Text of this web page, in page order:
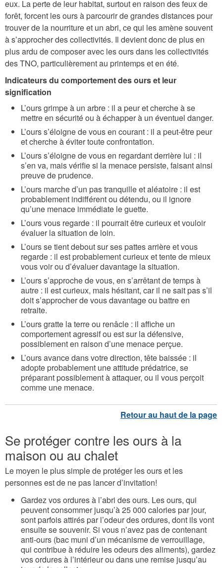
eux. La perte de leur habitat, surtout en raison des feux de
forêt, forcent les ours à parcourir de grandes distances pour
trouver de la nourriture et un abri, ce qui les amène souvent
à s’approcher des collectivités. Il devient donc de plus en
plus ardu de composer avec les ours dans les collectivités
des TNO, particulièrement au printemps et en été.
Indicateurs du comportement des ours et leur
signification
L’ours grimpe à un arbre : il a peur et cherche à se
mettre en sécurité ou à échapper à un éventuel danger.
L’ours s’éloigne de vous en courant : il a peut-être peur
et cherche à éviter toute confrontation.
L’ours s’éloigne de vous en regardant derrière lui : il
s’en va, mais vérifie si la menace persiste, faisant ainsi
preuve de prudence.
L’ours marche d’un pas tranquille et aléatoire : il est
probablement indifférent ou détendu, ou il ignore
qu’une menace immédiate le guette.
L’ours vous regarde : il pourrait être curieux et vouloir
évaluer la situation de loin.
L’ours se tient debout sur ses pattes arrière et vous
regarde : il est probablement curieux et tente de mieux
vous voir ou d’évaluer davantage la situation.
L’ours s’approche de vous, en s’arrêtant de temps à
autre : il est curieux, mais hésitant, car il ne sait pas s’il
doit s’approcher de vous davantage ou battre en
retraite.
L’ours gratte la terre ou renâcle : il affiche un
comportement agressif ou est sur la défensive,
possiblement en raison d’une menace perçue.
L’ours avance dans votre direction, tête baissée : il
adopte probablement une attitude prédatrice, se
préparant possiblement à attaquer, ou il vous perçoit
comme une menace.
Se protéger contre les ours à la
maison ou au chalet
Le moyen le plus simple de protéger les ours et les
personnes est de ne pas lancer d’invitation!
Gardez vos ordures à l’abri des ours. Les ours, qui
peuvent consommer jusqu’à 25 000 calories par jour,
sont parfois attirés par l’odeur des ordures, dont ils vont
ensuite se souvenir. Si vous n’avez pas de contenant
anti-ours (bac muni d’un mécanisme de verrouillage,
qui contribue à réduire les odeurs des aliments), gardez
vos ordures à l’intérieur ou dans une remise jusqu’au